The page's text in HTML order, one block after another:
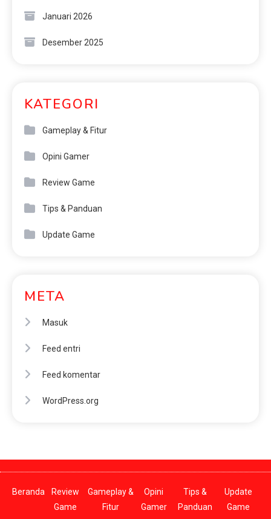
Januari 2026
Desember 2025
KATEGORI
Gameplay & Fitur
Opini Gamer
Review Game
Tips & Panduan
Update Game
META
Masuk
Feed entri
Feed komentar
WordPress.org
Beranda
Review
Game
Gameplay &
Fitur
Opini
Gamer
Tips &
Panduan
Update
Game